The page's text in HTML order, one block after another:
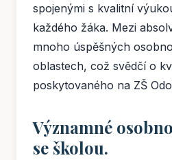
spojenými s kvalitní
každého žáka. Mezi
mnoho úspěšných
oblastech, což svědčí o
poskytovaného na ZŠ
Významné
se školou.